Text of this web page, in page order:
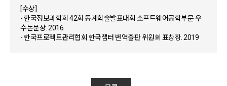
[수상]
- 한국정보과학회 42회 동계학술발표대회 소프트웨어공학부문 우
수논문상. 2016
- 한국프로젝트관리협회 한국챕터 번역출판 위원회 표창장. 2019